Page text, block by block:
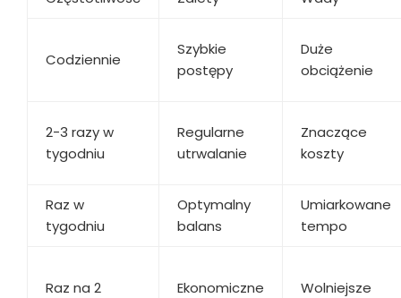
Codziennie
Szybkie
postępy
Duże
obciążenie
2-3 razy w
tygodniu
Regularne
utrwalanie
Znaczące
koszty
Raz w
tygodniu
Optymalny
balans
Umiarkowane
tempo
Raz na 2
Ekonomiczne
Wolniejsze